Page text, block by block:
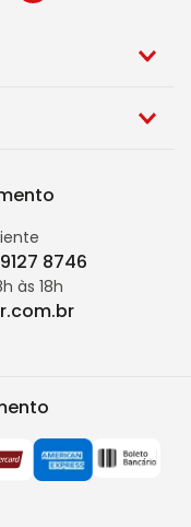
8746
às 18h